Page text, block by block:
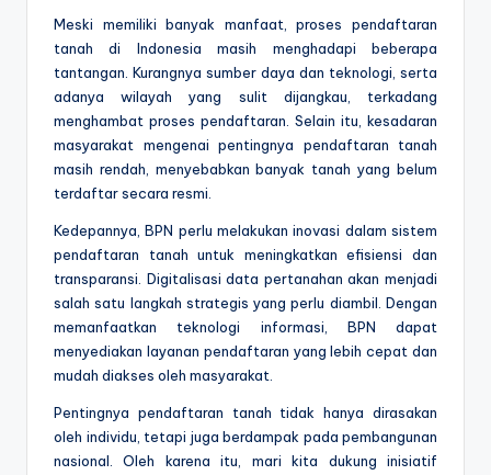
Meski memiliki banyak manfaat, proses pendaftaran
tanah di Indonesia masih menghadapi beberapa
tantangan. Kurangnya sumber daya dan teknologi, serta
adanya wilayah yang sulit dijangkau, terkadang
menghambat proses pendaftaran. Selain itu, kesadaran
masyarakat mengenai pentingnya pendaftaran tanah
masih rendah, menyebabkan banyak tanah yang belum
terdaftar secara resmi.
Kedepannya, BPN perlu melakukan inovasi dalam sistem
pendaftaran tanah untuk meningkatkan efisiensi dan
transparansi. Digitalisasi data pertanahan akan menjadi
salah satu langkah strategis yang perlu diambil. Dengan
memanfaatkan teknologi informasi, BPN dapat
menyediakan layanan pendaftaran yang lebih cepat dan
mudah diakses oleh masyarakat.
Pentingnya pendaftaran tanah tidak hanya dirasakan
oleh individu, tetapi juga berdampak pada pembangunan
nasional. Oleh karena itu, mari kita dukung inisiatif